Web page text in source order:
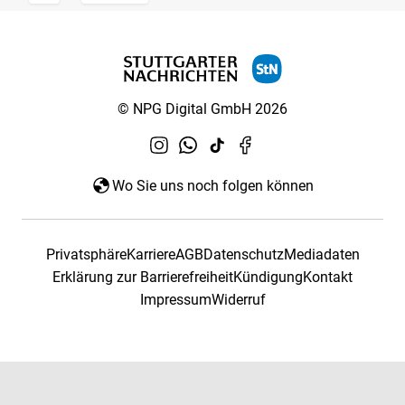
© NPG Digital GmbH 2026
Wo Sie uns noch folgen können
PrivatsphäreKarriereAGBDatenschutzMediadaten
Erklärung zur BarrierefreiheitKündigungKontakt
ImpressumWiderruf